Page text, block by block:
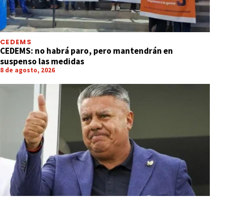
CEDEMS
CEDEMS: no habrá paro, pero mantendrán en
suspenso las medidas
8 de agosto, 2026